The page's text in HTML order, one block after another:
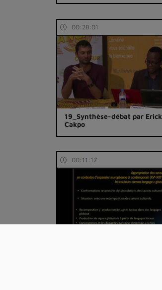
00:28:01
19_Synthèse-débat par Erick
Cakpo
00:11:17